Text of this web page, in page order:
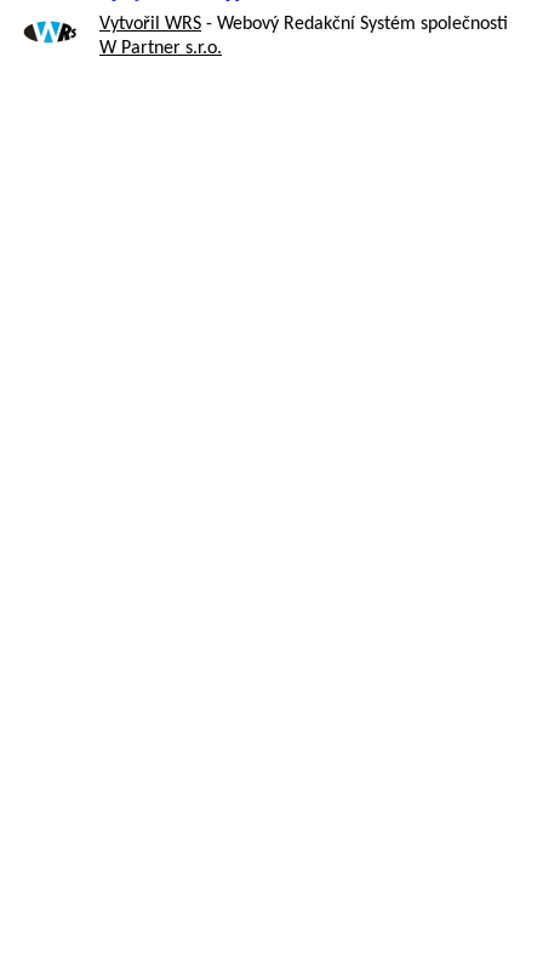
Vytvořil WRS - Webový Redakční Systém společnosti
W Partner s.r.o.